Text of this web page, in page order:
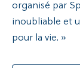
organisé par
inoubliable et
pour la vie. »